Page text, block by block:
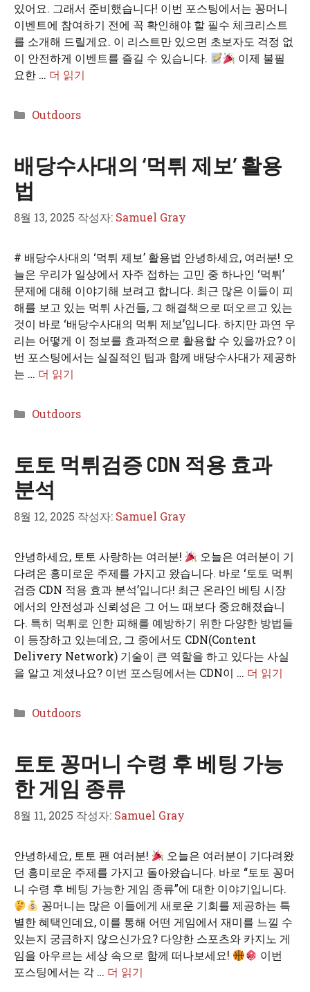
있어요. 그래서 준비했습니다! 이번 포스팅에서는 꽁머니
이벤트에 참여하기 전에 꼭 확인해야 할 필수 체크리스트
를 소개해 드릴게요. 이 리스트만 있으면 초보자도 걱정 없
이 안전하게 이벤트를 즐길 수 있습니다.
이제 불필
요한 … 더 읽기
카
리
Outdoors
배당수사대의 ‘먹튀 제보’ 활용
법
8월 13, 2025 작성자: Samuel Gray
# 배당수사대의 ‘먹튀 제보’ 활용법 안녕하세요, 여러분! 오
늘은 우리가 일상에서 자주 접하는 고민 중 하나인 ‘먹튀’
문제에 대해 이야기해 보려고 합니다. 최근 많은 이들이 피
해를 보고 있는 먹튀 사건들, 그 해결책으로 떠오르고 있는
것이 바로 ‘배당수사대의 먹튀 제보’입니다. 하지만 과연 우
리는 어떻게 이 정보를 효과적으로 활용할 수 있을까요? 이
번 포스팅에서는 실질적인 팁과 함께 배당수사대가 제공하
는 … 더 읽기
카
리
Outdoors
토토 먹튀검증 CDN 적용 효과
분석
8월 12, 2025 작성자: Samuel Gray
안녕하세요, 토토 사랑하는 여러분!
오늘은 여러분이 기
다려온 흥미로운 주제를 가지고 왔습니다. 바로 ‘토토 먹튀
검증 CDN 적용 효과 분석’입니다! 최근 온라인 베팅 시장
에서의 안전성과 신뢰성은 그 어느 때보다 중요해졌습니
다. 특히 먹튀로 인한 피해를 예방하기 위한 다양한 방법들
이 등장하고 있는데요, 그 중에서도 CDN(Content
Delivery Network) 기술이 큰 역할을 하고 있다는 사실
을 알고 계셨나요? 이번 포스팅에서는 CDN이 … 더 읽기
카
리
Outdoors
토토 꽁머니 수령 후 베팅 가능
한 게임 종류
8월 11, 2025 작성자: Samuel Gray
안녕하세요, 토토 팬 여러분!
오늘은 여러분이 기다려왔
던 흥미로운 주제를 가지고 돌아왔습니다. 바로 “토토 꽁머
니 수령 후 베팅 가능한 게임 종류”에 대한 이야기입니다.
꽁머니는 많은 이들에게 새로운 기회를 제공하는 특
별한 혜택인데요, 이를 통해 어떤 게임에서 재미를 느낄 수
있는지 궁금하지 않으신가요? 다양한 스포츠와 카지노 게
임을 아우르는 세상 속으로 함께 떠나보세요!
이번
포스팅에서는 각 … 더 읽기